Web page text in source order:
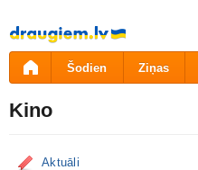
Pāriet
uz
saturu
Šodien Ziņas
Kino
Aktuāli